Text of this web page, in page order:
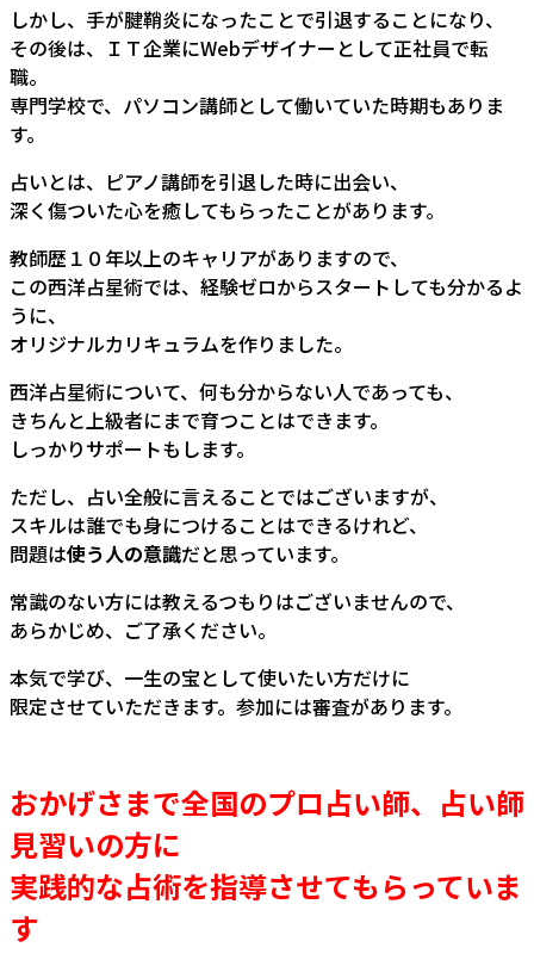
しかし、手が腱鞘炎になったことで引退することになり、
その後は、ＩＴ企業にWebデザイナーとして正社員で転
職。
専門学校で、パソコン講師として働いていた時期もありま
す。
占いとは、ピアノ講師を引退した時に出会い、
深く傷ついた心を癒してもらったことがあります。
教師歴１０年以上のキャリアがありますので、
この西洋占星術では、経験ゼロからスタートしても分かるよ
うに、
オリジナルカリキュラムを作りました。
西洋占星術について、何も分からない人であっても、
きちんと上級者にまで育つことはできます。
しっかりサポートもします。
ただし、占い全般に言えることではございますが、
スキルは誰でも身につけることはできるけれど、
問題は使う人の意識だと思っています。
常識のない方には教えるつもりはございませんので、
あらかじめ、ご了承ください。
本気で学び、一生の宝として使いたい方だけに
限定させていただきます。参加には審査があります。
おかげさまで全国のプロ占い師、占い師
見習いの方に
実践的な占術を指導させてもらっていま
す